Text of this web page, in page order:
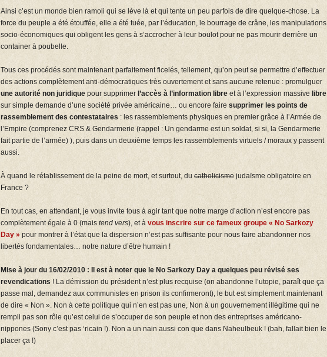
Ainsi c’est un monde bien ramoli qui se lève là et qui tente un peu parfois de dire quelque-chose. La
force du peuple a été étouffée, elle a été tuée, par l’éducation, le bourrage de crâne, les manipulations
socio-économiques qui obligent les gens à s’accrocher à leur boulot pour ne pas mourir derrière un
container à poubelle.
Tous ces procédés sont maintenant parfaitement ficelés, tellement, qu’on peut se permettre d’effectuer
des actions complètement anti-démocratiques très ouvertement et sans aucune retenue : promulguer
une autorité non juridique pour supprimer l’accès à l’information libre et à l’expression massive libre
sur simple demande d’une société privée américaine… ou encore faire supprimer les points de
rassemblement des contestataires : les rassemblements physiques en premier grâce à l’Armée de
l’Empire (comprenez CRS & Gendarmerie (rappel : Un gendarme est un soldat, si si, la Gendarmerie
fait partie de l’armée) ), puis dans un deuxième temps les rassemblements virtuels / moraux y passent
aussi.
À quand le rétablissement de la peine de mort, et surtout, du catholicisme judaïsme obligatoire en
France ?
En tout cas, en attendant, je vous invite tous à agir tant que notre marge d’action n’est encore pas
complètement égale à 0 (mais tend vers), et à vous inscrire sur ce fameux groupe « No Sarkozy
Day » pour montrer à l’état que la dispersion n’est pas suffisante pour nous faire abandonner nos
libertés fondamentales… notre nature d’être humain !
Mise à jour du 16/02/2010 : Il est à noter que le No Sarkozy Day a quelques peu révisé ses
revendications ! La démission du président n’est plus recquise (on abandonne l’utopie, paraît que ça
passe mal, demandez aux communistes en prison ils confirmeront), le but est simplement maintenant
de dire « Non ». Non à cette politique qui n’en est pas une, Non à un gouvernement illégitime qui ne
rempli pas son rôle qu’est celui de s’occuper de son peuple et non des entreprises américano-
nippones (Sony c’est pas ‘ricain !). Non a un nain aussi con que dans Naheulbeuk ! (bah, fallait bien le
placer ça !)